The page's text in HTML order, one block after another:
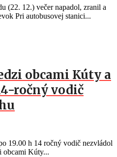
(22. 12.) večer napadol, zranil a
Pri autobusovej stanici...
obcami Kúty a
ročný vodič
19.00 h 14 ročný vodič nezvládol
Kúty...